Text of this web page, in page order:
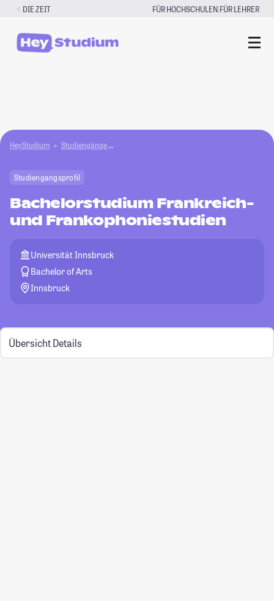
Zum
springen
DIE ZEIT FÜR HOCHSCHULEN|FÜR LEHRER
HeyStudium Studiengänge Bachelorstudium Frankreich- und
Studiengangsprofil
Bachelorstudium Frankreich-
und Frankophoniestudien
Universität Innsbruck
Bachelor of Arts
Innsbruck
Übersicht Details